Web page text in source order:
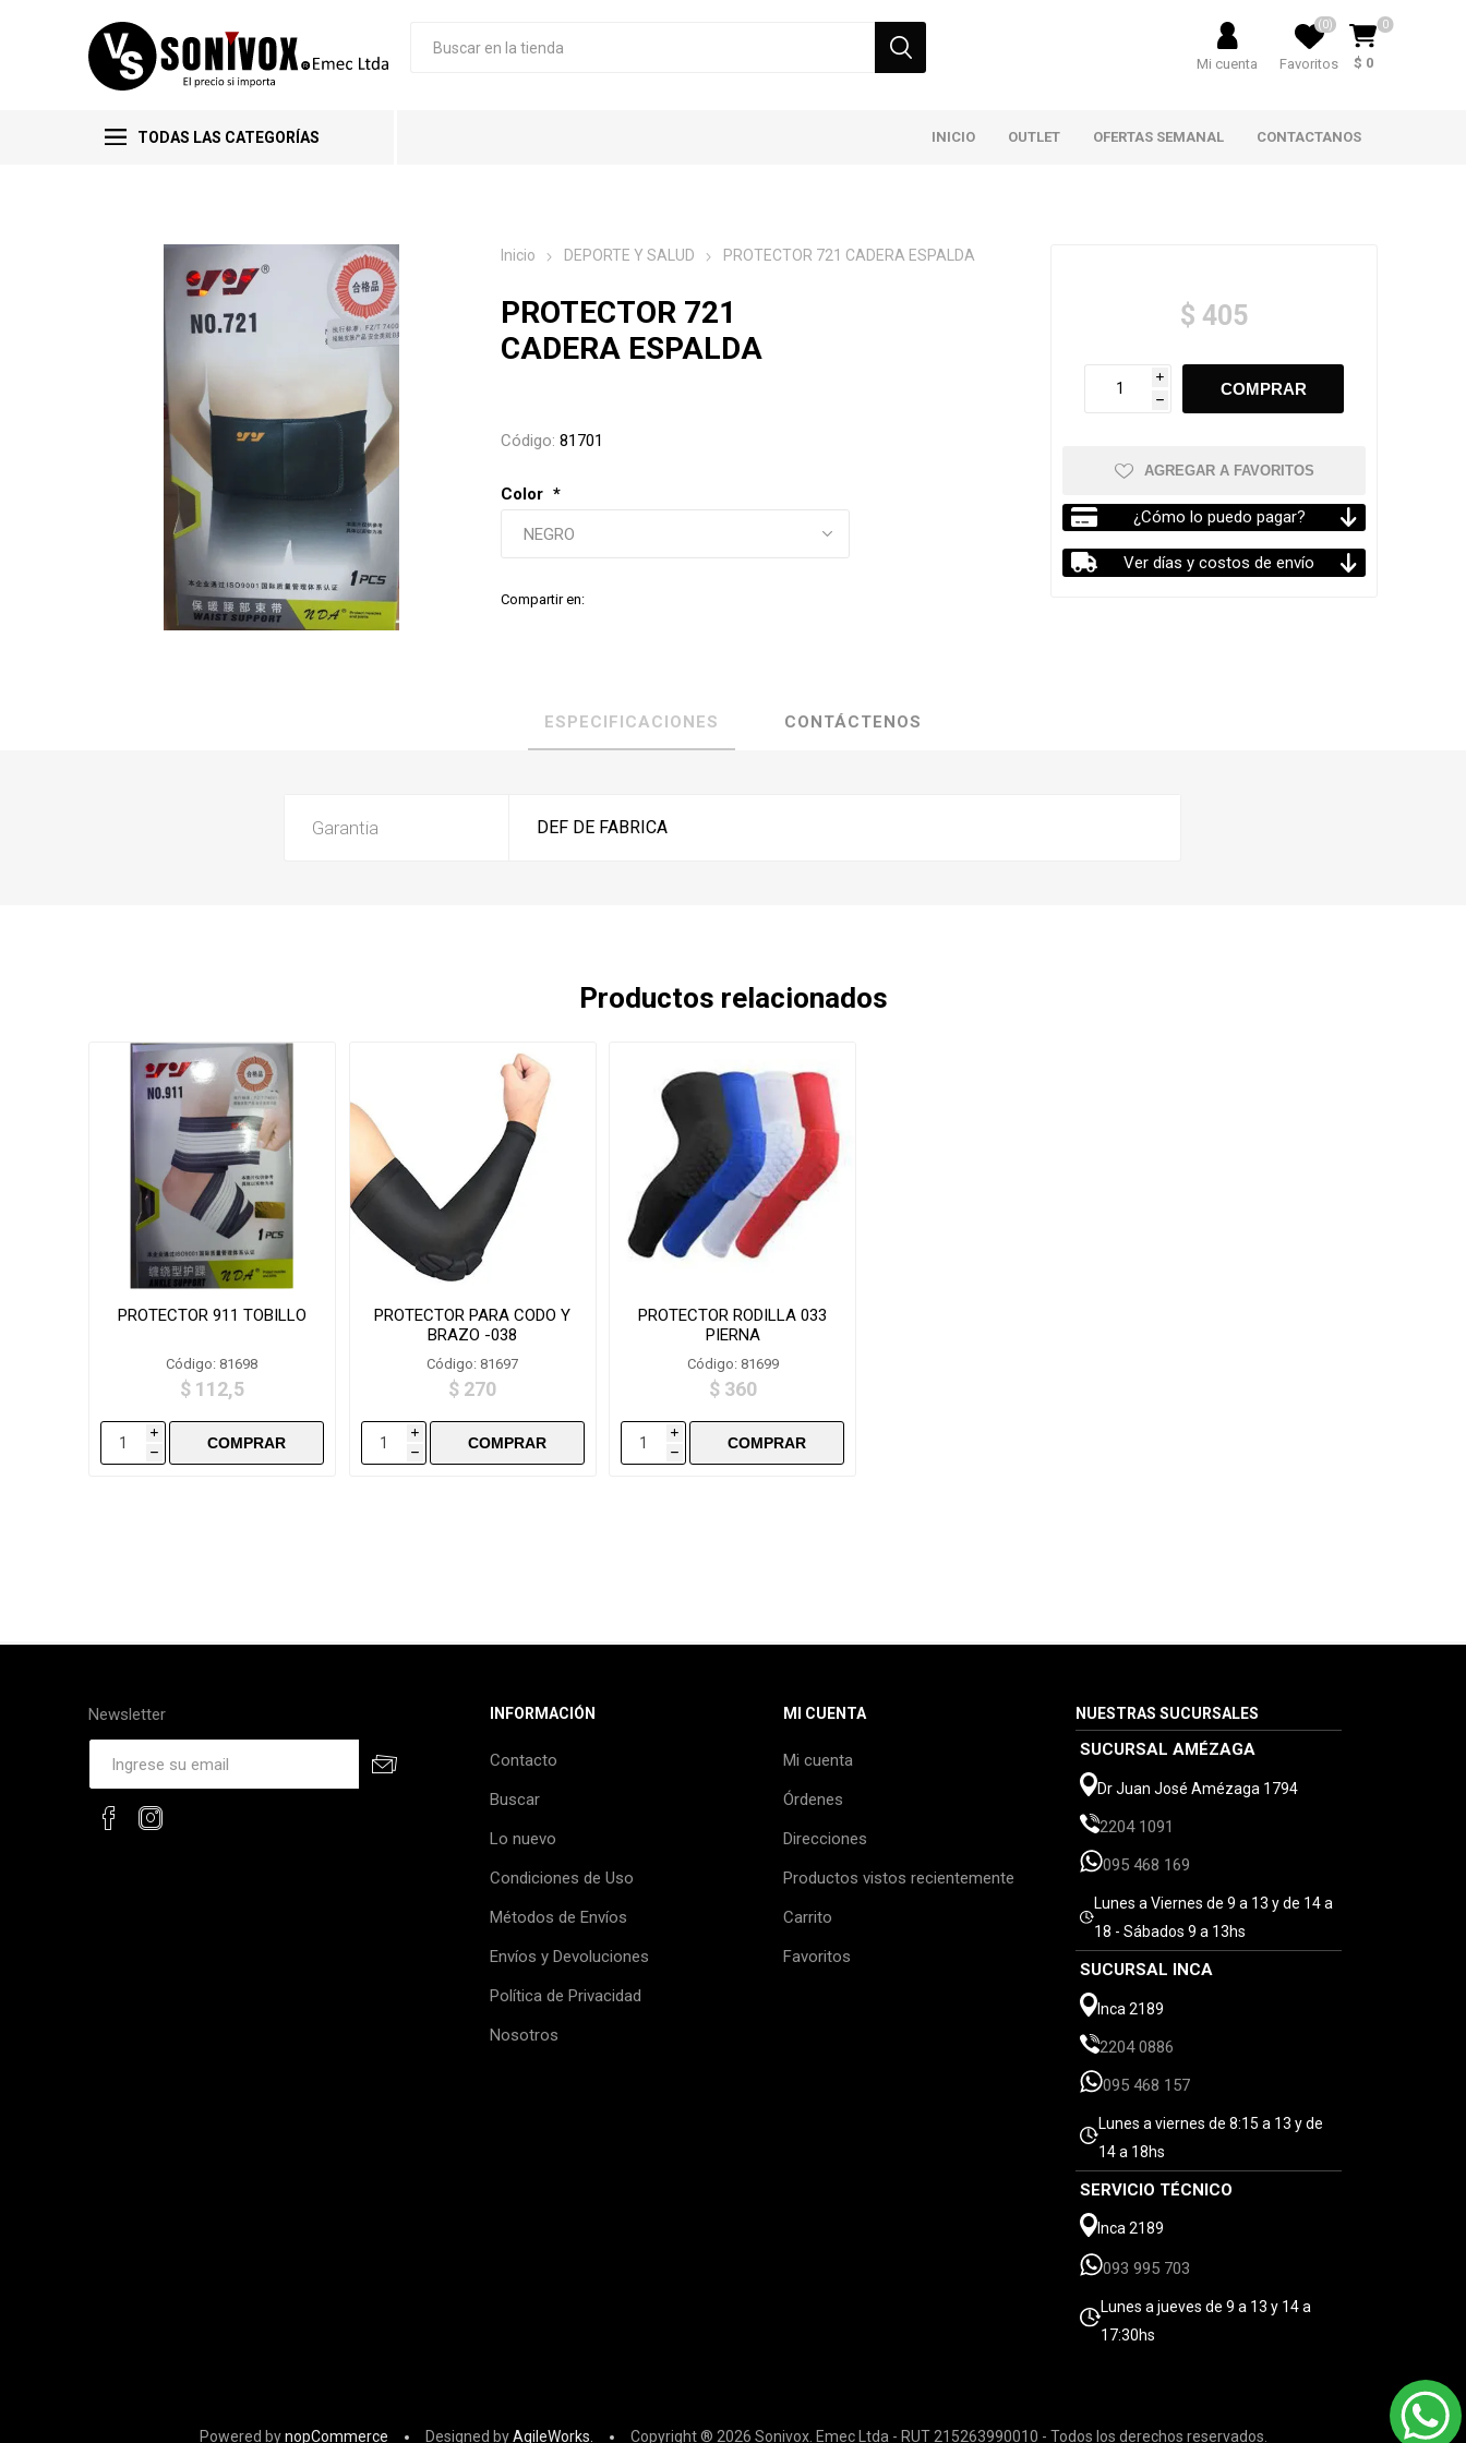
Mi cuenta Favoritos
(0) 0
$ 0
TODAS LAS CATEGORÍAS INICIO OUTLET OFERTAS SEMANAL CONTACTANOS
Inicio DEPORTE Y SALUD PROTECTOR 721 CADERA ESPALDA
PROTECTOR 721
CADERA ESPALDA
Código: 81701
Color *
Compartir en:
$ 405
i
h
AGREGAR A FAVORITOS
¿Cómo lo puedo pagar?
Ver días y costos de envío
ESPECIFICACIONES CONTÁCTENOS
Garantia DEF DE FABRICA
Productos relacionados
PROTECTOR 911 TOBILLO
Código: 81698
$ 112,5
i
h
PROTECTOR PARA CODO Y
BRAZO -038
Código: 81697
$ 270
i
h
PROTECTOR RODILLA 033
PIERNA
Código: 81699
$ 360
i
h
Newsletter INFORMACIÓN
Contacto
Buscar
Lo nuevo
Condiciones de Uso
Métodos de Envíos
Envíos y Devoluciones
Política de Privacidad
Nosotros
MI CUENTA
Mi cuenta
Órdenes
Direcciones
Productos vistos recientemente
Carrito
Favoritos
NUESTRAS SUCURSALES
SUCURSAL AMÉZAGA
Dr Juan José Amézaga 1794
2204 1091
095 468 169
Lunes a Viernes de 9 a 13 y de 14 a
18 - Sábados 9 a 13hs
SUCURSAL INCA
Inca 2189
2204 0886
095 468 157
Lunes a viernes de 8:15 a 13 y de
14 a 18hs
SERVICIO TÉCNICO
Inca 2189
093 995 703
Lunes a jueves de 9 a 13 y 14 a
17:30hs
Powered bynopCommerce Designed byAgileWorks. Copyright ® 2026 Sonivox. Emec Ltda - RUT 215263990010 - Todos los derechos reservados.